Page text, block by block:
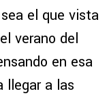
el que vista
verano del
en esa
llegar a las